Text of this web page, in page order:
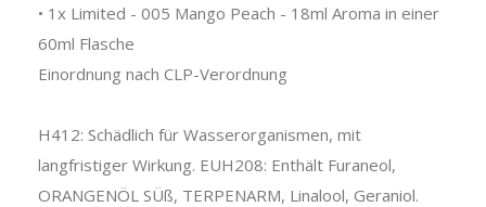
• 1x Limited - 005 Mango Peach - 18ml Aroma in einer
60ml Flasche
Einordnung nach CLP-Verordnung
H412: Schädlich für Wasserorganismen, mit
langfristiger Wirkung. EUH208: Enthält Furaneol,
ORANGENÖL SÜß, TERPENARM, Linalool, Geraniol.